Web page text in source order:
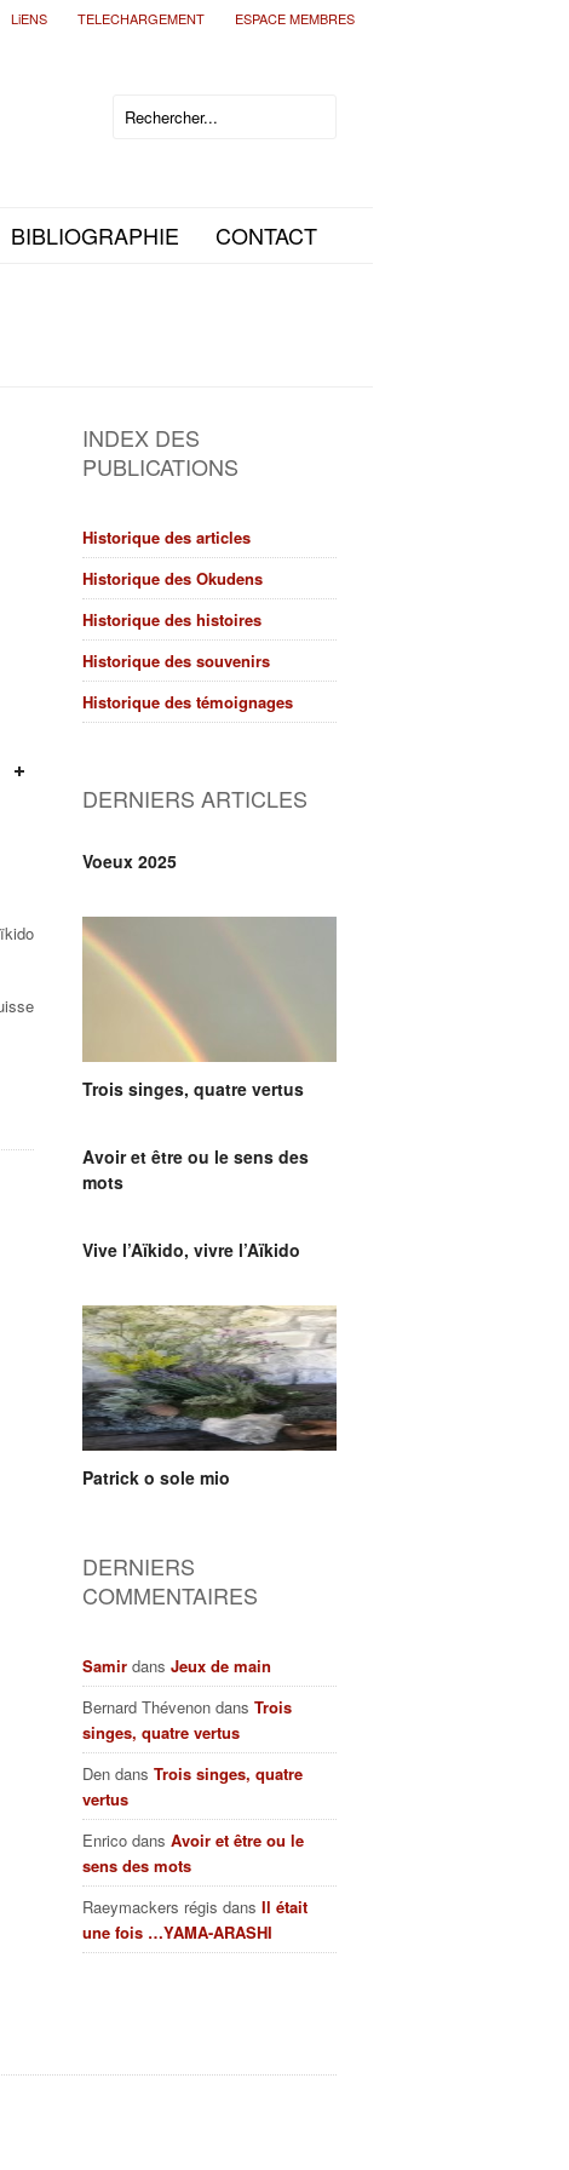
LiENS TELECHARGEMENT ESPACE MEMBRES
BIBLIOGRAPHIE CONTACT
INDEX DES
PUBLICATIONS
Historique des articles
Historique des Okudens
Historique des histoires
Historique des souvenirs
Historique des témoignages
DERNIERS ARTICLES
Voeux 2025
Trois singes, quatre vertus
Avoir et être ou le sens des
mots
Vive l’Aïkido, vivre l’Aïkido
Patrick o sole mio
DERNIERS
COMMENTAIRES
Samir dans Jeux de main
Bernard Thévenon dans Trois
singes, quatre vertus
Den dans Trois singes, quatre
vertus
Enrico dans Avoir et être ou le
sens des mots
Raeymackers régis dans Il était
une fois …YAMA-ARASHI